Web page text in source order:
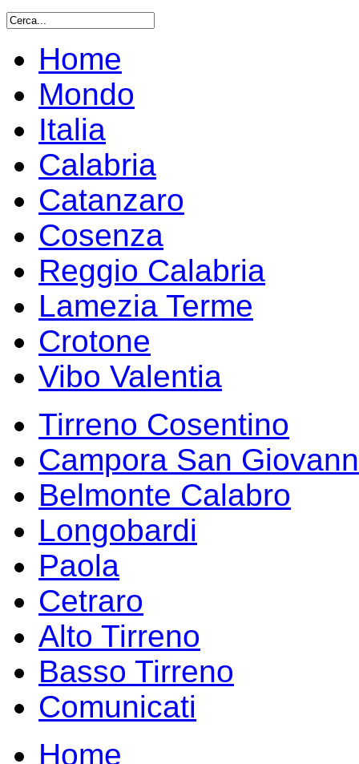
Home
Mondo
Italia
Calabria
Catanzaro
Cosenza
Reggio Calabria
Lamezia Terme
Crotone
Vibo Valentia
Tirreno Cosentino
Campora San
Belmonte Calabro
Longobardi
Paola
Cetraro
Alto Tirreno
Basso Tirreno
Comunicati
Home